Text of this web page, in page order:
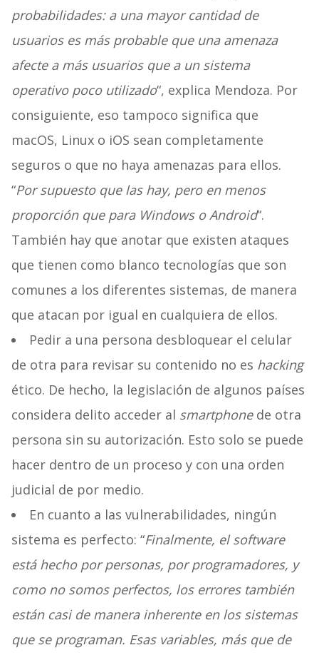
probabilidades: a una mayor cantidad de
usuarios es más probable que una amenaza
afecte a más usuarios que a un sistema
operativo poco utilizado“, explica Mendoza. Por
consiguiente, eso tampoco significa que
macOS, Linux o iOS sean completamente
seguros o que no haya amenazas para ellos.
“Por supuesto que las hay, pero en menos
proporción que para Windows o Android“.
También hay que anotar que existen ataques
que tienen como blanco tecnologías que son
comunes a los diferentes sistemas, de manera
que atacan por igual en cualquiera de ellos.
Pedir a una persona desbloquear el celular
de otra para revisar su contenido no es hacking
ético. De hecho, la legislación de algunos países
considera delito acceder al smartphonede otra
persona sin su autorización. Esto solo se puede
hacer dentro de un proceso y con una orden
judicial de por medio.
En cuanto a las vulnerabilidades, ningún
sistema es perfecto: “Finalmente, el software
está hecho por personas, por programadores, y
como no somos perfectos, los errores también
están casi de manera inherente en los sistemas
que se programan. Esas variables, más que de